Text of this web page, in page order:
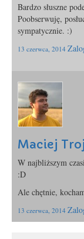
Bardzo słuszne
Poobserwuję,
sympatycznie. :)
13 czerwca, 2014
Maciej
W najbliższym
:D
Ale chętnie,
13 czerwca, 2014